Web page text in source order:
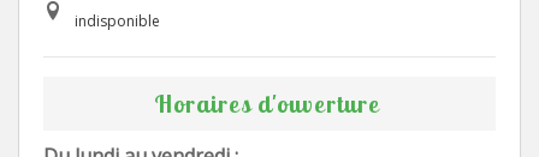
indisponible
Horaires d'ouverture